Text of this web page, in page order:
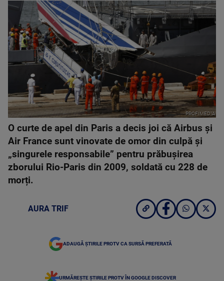
PROFIMEDIA
O curte de apel din Paris a decis joi că Airbus și
Air France sunt vinovate de omor din culpă și
„singurele responsabile” pentru prăbușirea
zborului Rio-Paris din 2009, soldată cu 228 de
morți.
AURA TRIF
ADAUGĂ ȘTIRILE PROTV CA SURSĂ PREFERATĂ
URMĂREȘTE ȘTIRILE PROTV ÎN GOOGLE DISCOVER